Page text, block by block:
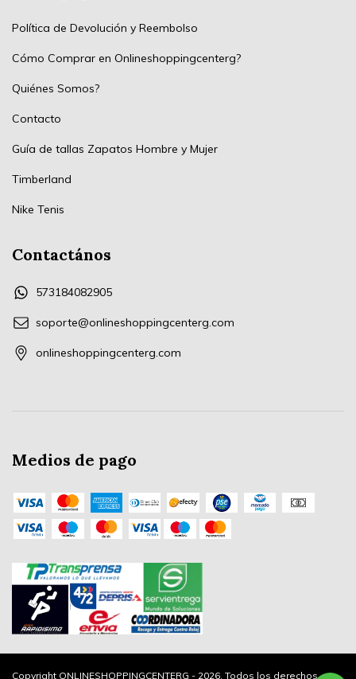
Política de Devolución y Reembolso
Cómo Comprar en Onlineshoppingcenterg?
Quiénes Somos?
Contacto
Guía de tallas Zapatos Hombre y Mujer
Timberland
Nike Tenis
Contactános
573184082905
soporte@onlineshoppingcenterg.com
onlineshoppingcenterg.com
Medios de pago
Copyright ONLINESHOPPINGCENTERG - 2026. Todos los derechos